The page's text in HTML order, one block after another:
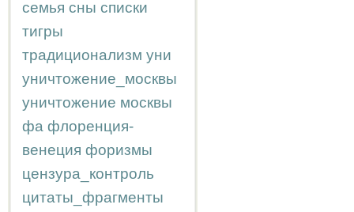
семья сны списки
тигры
традиционализм уни
уничтожение_москвы
уничтожение москвы
фа флоренция-
венеция форизмы
цензура_контроль
цитаты_фрагменты